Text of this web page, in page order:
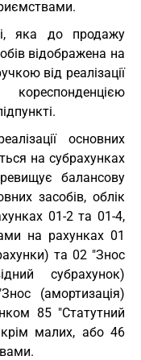
яка до продажу
відображена на
від реалізації
основних
на субрахунках
балансову
засобів, облік
01-2 та 01-4,
на рахунках 01
та 02 "Знос
субрахунок)
(амортизація)
85 "Статутний
малих, або 46